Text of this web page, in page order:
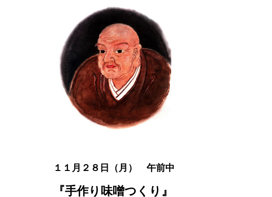
１１月２８日（月） 午前中
『手作り味噌つくり』